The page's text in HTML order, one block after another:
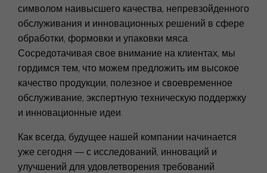
символом наивысшего качества, непревзойденного
обслуживания и инновационных решений в сфере
обработки, формовки и упаковки мяса.
Сосредотачивая свое внимание на клиентах, мы
гордимся тем, что можем предложить им высокое
качество продукции, полезное и своевременное
обслуживание, экспертную техническую поддержку
и инновационные идеи.
Как всегда, будущее нашей компании начинается
уже сегодня — с исследований, инноваций и
улучшений для удовлетворения требований